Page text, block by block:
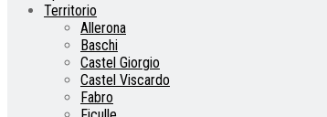
Territorio
Allerona
Baschi
Castel Giorgio
Castel Viscardo
Fabro